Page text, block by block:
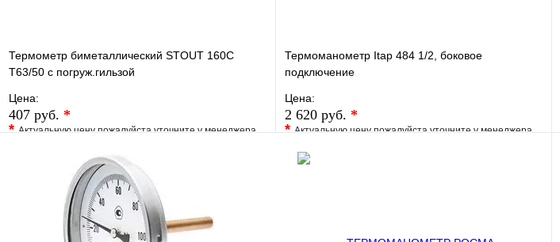
Термометр биметаллический STOUT 160С
Т63/50 с погруж.гильзой
Цена:
407 руб. *
*Актуальную цену пожалуйста уточните у менеджера
Купить в 1 клик
В корзину
Термоманометр Itap 484 1/2, боковое
подключение
Цена:
2 620 руб. *
*Актуальную цену пожалуйста уточните у менеджера
В избранное